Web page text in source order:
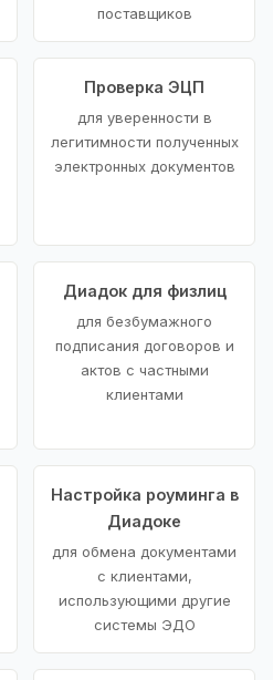
поставщиков
Проверка ЭЦП
для уверенности в
легитимности полученных
электронных документов
Диадок для физлиц
для безбумажного
подписания договоров и
актов с частными
клиентами
Настройка роуминга в
Диадоке
для обмена документами
с клиентами,
использующими другие
системы ЭДО